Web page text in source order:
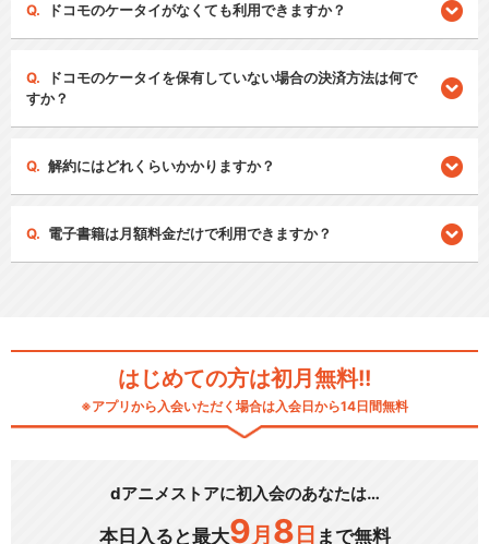
ドコモのケータイがなくても利用できますか？
ドコモのケータイを保有していない場合の決済方法は何で
すか？
解約にはどれくらいかかりますか？
電子書籍は月額料金だけで利用できますか？
はじめての方は初月無料!!
※アプリから入会いただく場合は入会日から14日間無料
dアニメストアに初入会のあなたは…
本日入ると最大9 月 8 日 まで無料